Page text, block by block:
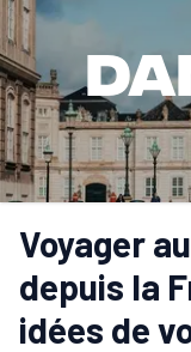
Voyager
depuis la
idées de